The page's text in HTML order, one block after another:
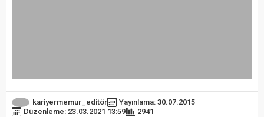
kariyermemur_editör
Yayınlama: 30.07.2015
Düzenleme: 23.03.2021 13:59
2941